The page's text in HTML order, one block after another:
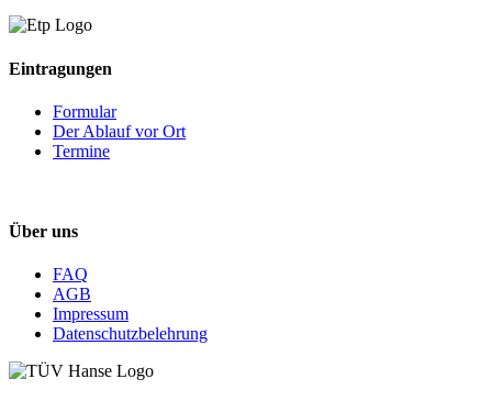
Eintragungen
Formular
Der Ablauf vor Ort
Termine
Über uns
FAQ
AGB
Impressum
Datenschutzbelehrung